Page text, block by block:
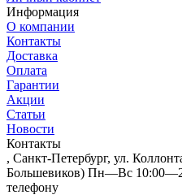
Информация
О компании
Контакты
Доставка
Оплата
Гарантии
Акции
Статьи
Новости
Контакты
, Санкт-Петербург, ул.
Большевиков) Пн—Вс
телефону